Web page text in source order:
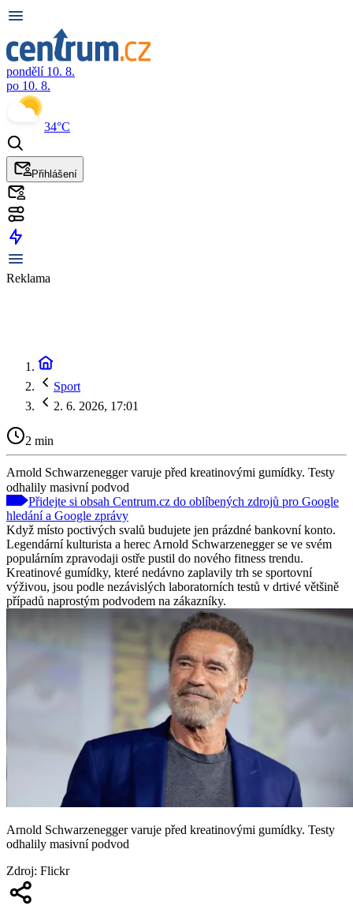
pondělí 10. 8.
po 10. 8.
34°C
Přihlášení
Reklama
Sport
2. 6. 2026, 17:01
2 min
Arnold Schwarzenegger varuje před kreatinovými gumídky. Testy
odhalily masivní podvod
Přidejte si obsah Centrum.cz do oblíbených zdrojů pro Google
hledání a Google zprávy
Když místo poctivých svalů budujete jen prázdné bankovní konto.
Legendární kulturista a herec Arnold Schwarzenegger se ve svém
populárním zpravodaji ostře pustil do nového fitness trendu.
Kreatinové gumídky, které nedávno zaplavily trh se sportovní
výživou, jsou podle nezávislých laboratorních testů v drtivé většině
případů naprostým podvodem na zákazníky.
Arnold Schwarzenegger varuje před kreatinovými gumídky. Testy
odhalily masivní podvod
Zdroj: Flickr